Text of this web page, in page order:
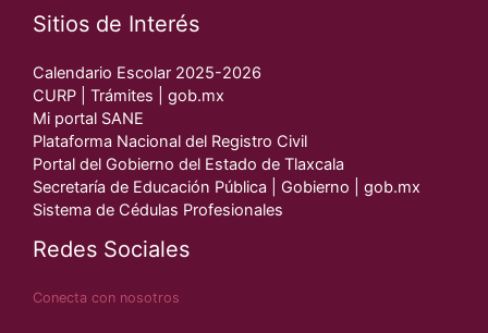
Sitios de Interés
Calendario Escolar 2025-2026
CURP | Trámites | gob.mx
Mi portal SANE
Plataforma Nacional del Registro Civil
Portal del Gobierno del Estado de Tlaxcala
Secretaría de Educación Pública | Gobierno | gob.mx
Sistema de Cédulas Profesionales
Redes Sociales
Conecta con nosotros